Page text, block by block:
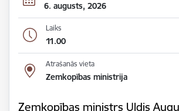
6. augusts, 2026
Laiks
11.00
Atrašanās vieta
Zemkopības ministrija
Zemkopības ministrs Uldis